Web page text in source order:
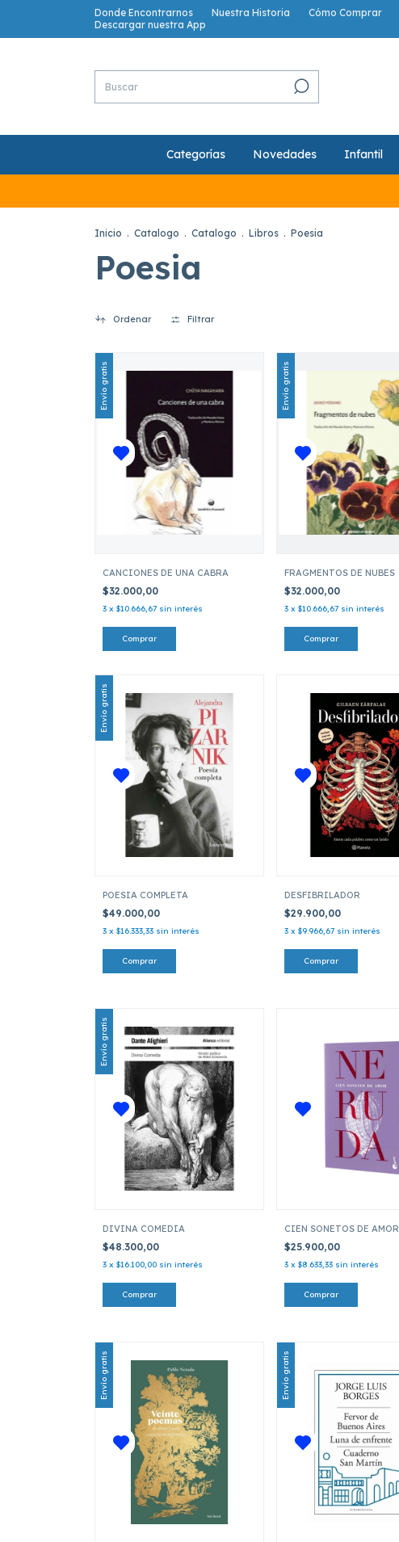
Donde Encontrarnos Nuestra Historia Cómo Comprar
Descargar nuestra App
Categorías Novedades Infantil
Inicio . Catalogo . Catalogo . Libros . Poesia
Poesia
Ordenar Filtrar
Envío gratis
CANCIONES DE UNA CABRA
$32.000,00
3 x $10.666,67 sin interés
Envío gratis
FRAGMENTOS DE NUBES
$32.000,00
3 x $10.666,67 sin interés
Envío gratis
POESIA COMPLETA
$49.000,00
3 x $16.333,33 sin interés
DESFIBRILADOR
$29.900,00
3 x $9.966,67 sin interés
Envío gratis
DIVINA COMEDIA
$48.300,00
3 x $16.100,00 sin interés
CIEN SONETOS DE AMOR
$25.900,00
3 x $8.633,33 sin interés
Envío gratis Envío gratis